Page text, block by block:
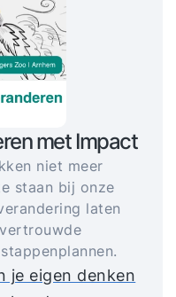
met Impact
niet meer
staan bij onze
laten
je eigen denken